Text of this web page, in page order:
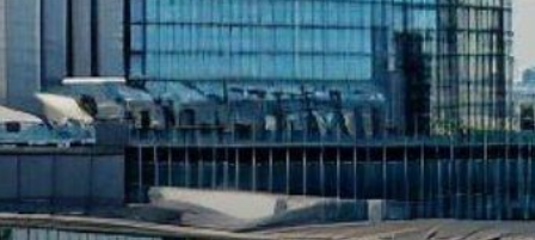
actifs cryptographiques
(MiCA) a…